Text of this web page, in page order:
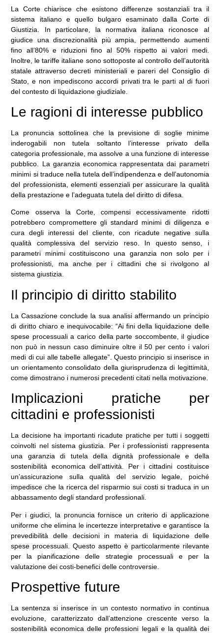
La Corte chiarisce che esistono differenze sostanziali tra il
sistema italiano e quello bulgaro esaminato dalla Corte di
Giustizia. In particolare, la normativa italiana riconosce al
giudice una discrezionalità più ampia, permettendo aumenti
fino all’80% e riduzioni fino al 50% rispetto ai valori medi.
Inoltre, le tariffe italiane sono sottoposte al controllo dell’autorità
statale attraverso decreti ministeriali e pareri del Consiglio di
Stato, e non impediscono accordi privati tra le parti al di fuori
del contesto di liquidazione giudiziale.
Le ragioni di interesse pubblico
La pronuncia sottolinea che la previsione di soglie minime
inderogabili non tutela soltanto l’interesse privato della
categoria professionale, ma assolve a una funzione di interesse
pubblico. La garanzia economica rappresentata dai parametri
minimi si traduce nella tutela dell’indipendenza e dell’autonomia
del professionista, elementi essenziali per assicurare la qualità
della prestazione e l’adeguata tutela del diritto di difesa.
Come osserva la Corte, compensi eccessivamente ridotti
potrebbero compromettere gli standard minimi di diligenza e
cura degli interessi del cliente, con ricadute negative sulla
qualità complessiva del servizio reso. In questo senso, i
parametri minimi costituiscono una garanzia non solo per i
professionisti, ma anche per i cittadini che si rivolgono al
sistema giustizia.
Il principio di diritto stabilito
La Cassazione conclude la sua analisi affermando un principio
di diritto chiaro e inequivocabile: “Ai fini della liquidazione delle
spese processuali a carico della parte soccombente, il giudice
non può in nessun caso diminuire oltre il 50 per cento i valori
medi di cui alle tabelle allegate”. Questo principio si inserisce in
un orientamento consolidato della giurisprudenza di legittimità,
come dimostrano i numerosi precedenti citati nella motivazione.
Implicazioni pratiche per
cittadini e professionisti
La decisione ha importanti ricadute pratiche per tutti i soggetti
coinvolti nel sistema giustizia. Per i professionisti rappresenta
una garanzia di tutela della dignità professionale e della
sostenibilità economica dell’attività. Per i cittadini costituisce
un’assicurazione sulla qualità del servizio legale, poiché
impedisce che la ricerca del risparmio sui costi si traduca in un
abbassamento degli standard professionali.
Per i giudici, la pronuncia fornisce un criterio di applicazione
uniforme che elimina le incertezze interpretative e garantisce la
prevedibilità delle decisioni in materia di liquidazione delle
spese processuali. Questo aspetto è particolarmente rilevante
per la pianificazione delle strategie processuali e per la
valutazione dei costi-benefici delle controversie.
Prospettive future
La sentenza si inserisce in un contesto normativo in continua
evoluzione, caratterizzato dall’attenzione crescente verso la
sostenibilità economica delle professioni legali e la qualità dei